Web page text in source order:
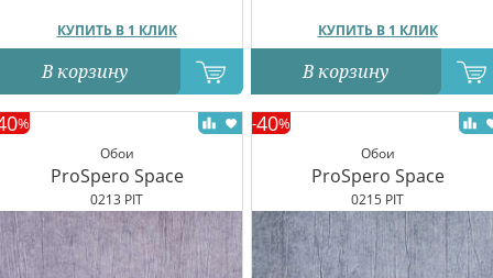
КУПИТЬ В 1 КЛИК
В корзину
КУПИТЬ В 1 КЛИК
В корзину
Обои
ProSpero Space
0213 PIT
%
Обои
ProSpero Space
0215 PIT
-40%